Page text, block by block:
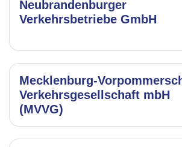
Neubrandenburger
Verkehrsbetriebe GmbH
Mecklenburg-
Verkehrsgesellschaft mbH
(MVVG)